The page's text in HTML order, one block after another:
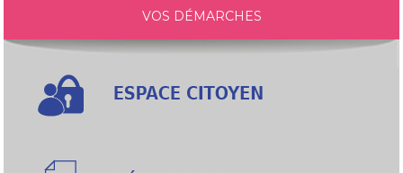
VOS DÉMARCHES